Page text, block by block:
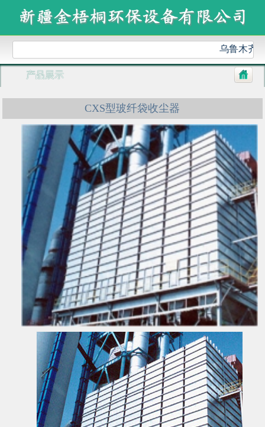
乌鲁木齐
产品展示
CXS型玻纤袋收尘器